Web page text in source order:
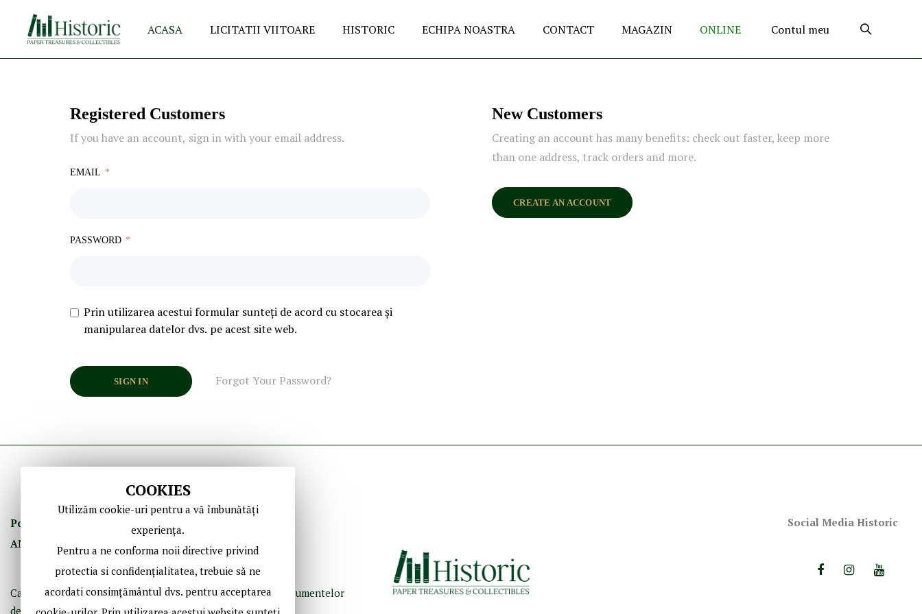
ACASA LICITATII VIITOARE HISTORIC ECHIPA NOASTRA CONTACT MAGAZIN ONLINE Contul meu
Registered Customers
If you have an account, sign in with your email address.
EMAIL
PASSWORD
Prin utilizarea acestui formular sunteți de acord cu stocarea și
manipularea datelor dvs. pe acest site web.
SIGN IN Forgot Your Password?
New Customers
Creating an account has many benefits: check out faster, keep more
than one address, track orders and more.
CREATE AN ACCOUNT
COOKIES
Utilizăm cookie-uri pentru a vă îmbunătăți
experiența.
Pentru a ne conforma noii directive privind
protectia si confidențialitatea, trebuie să ne
acordati consimțământul dvs. pentru acceptarea
Politica de Confidenţ
ANPC
Contact
Casă de licitaţii dedicată bibliofiliei, fotografiei istorice şi documentelor
de epocă.
Social Media Historic